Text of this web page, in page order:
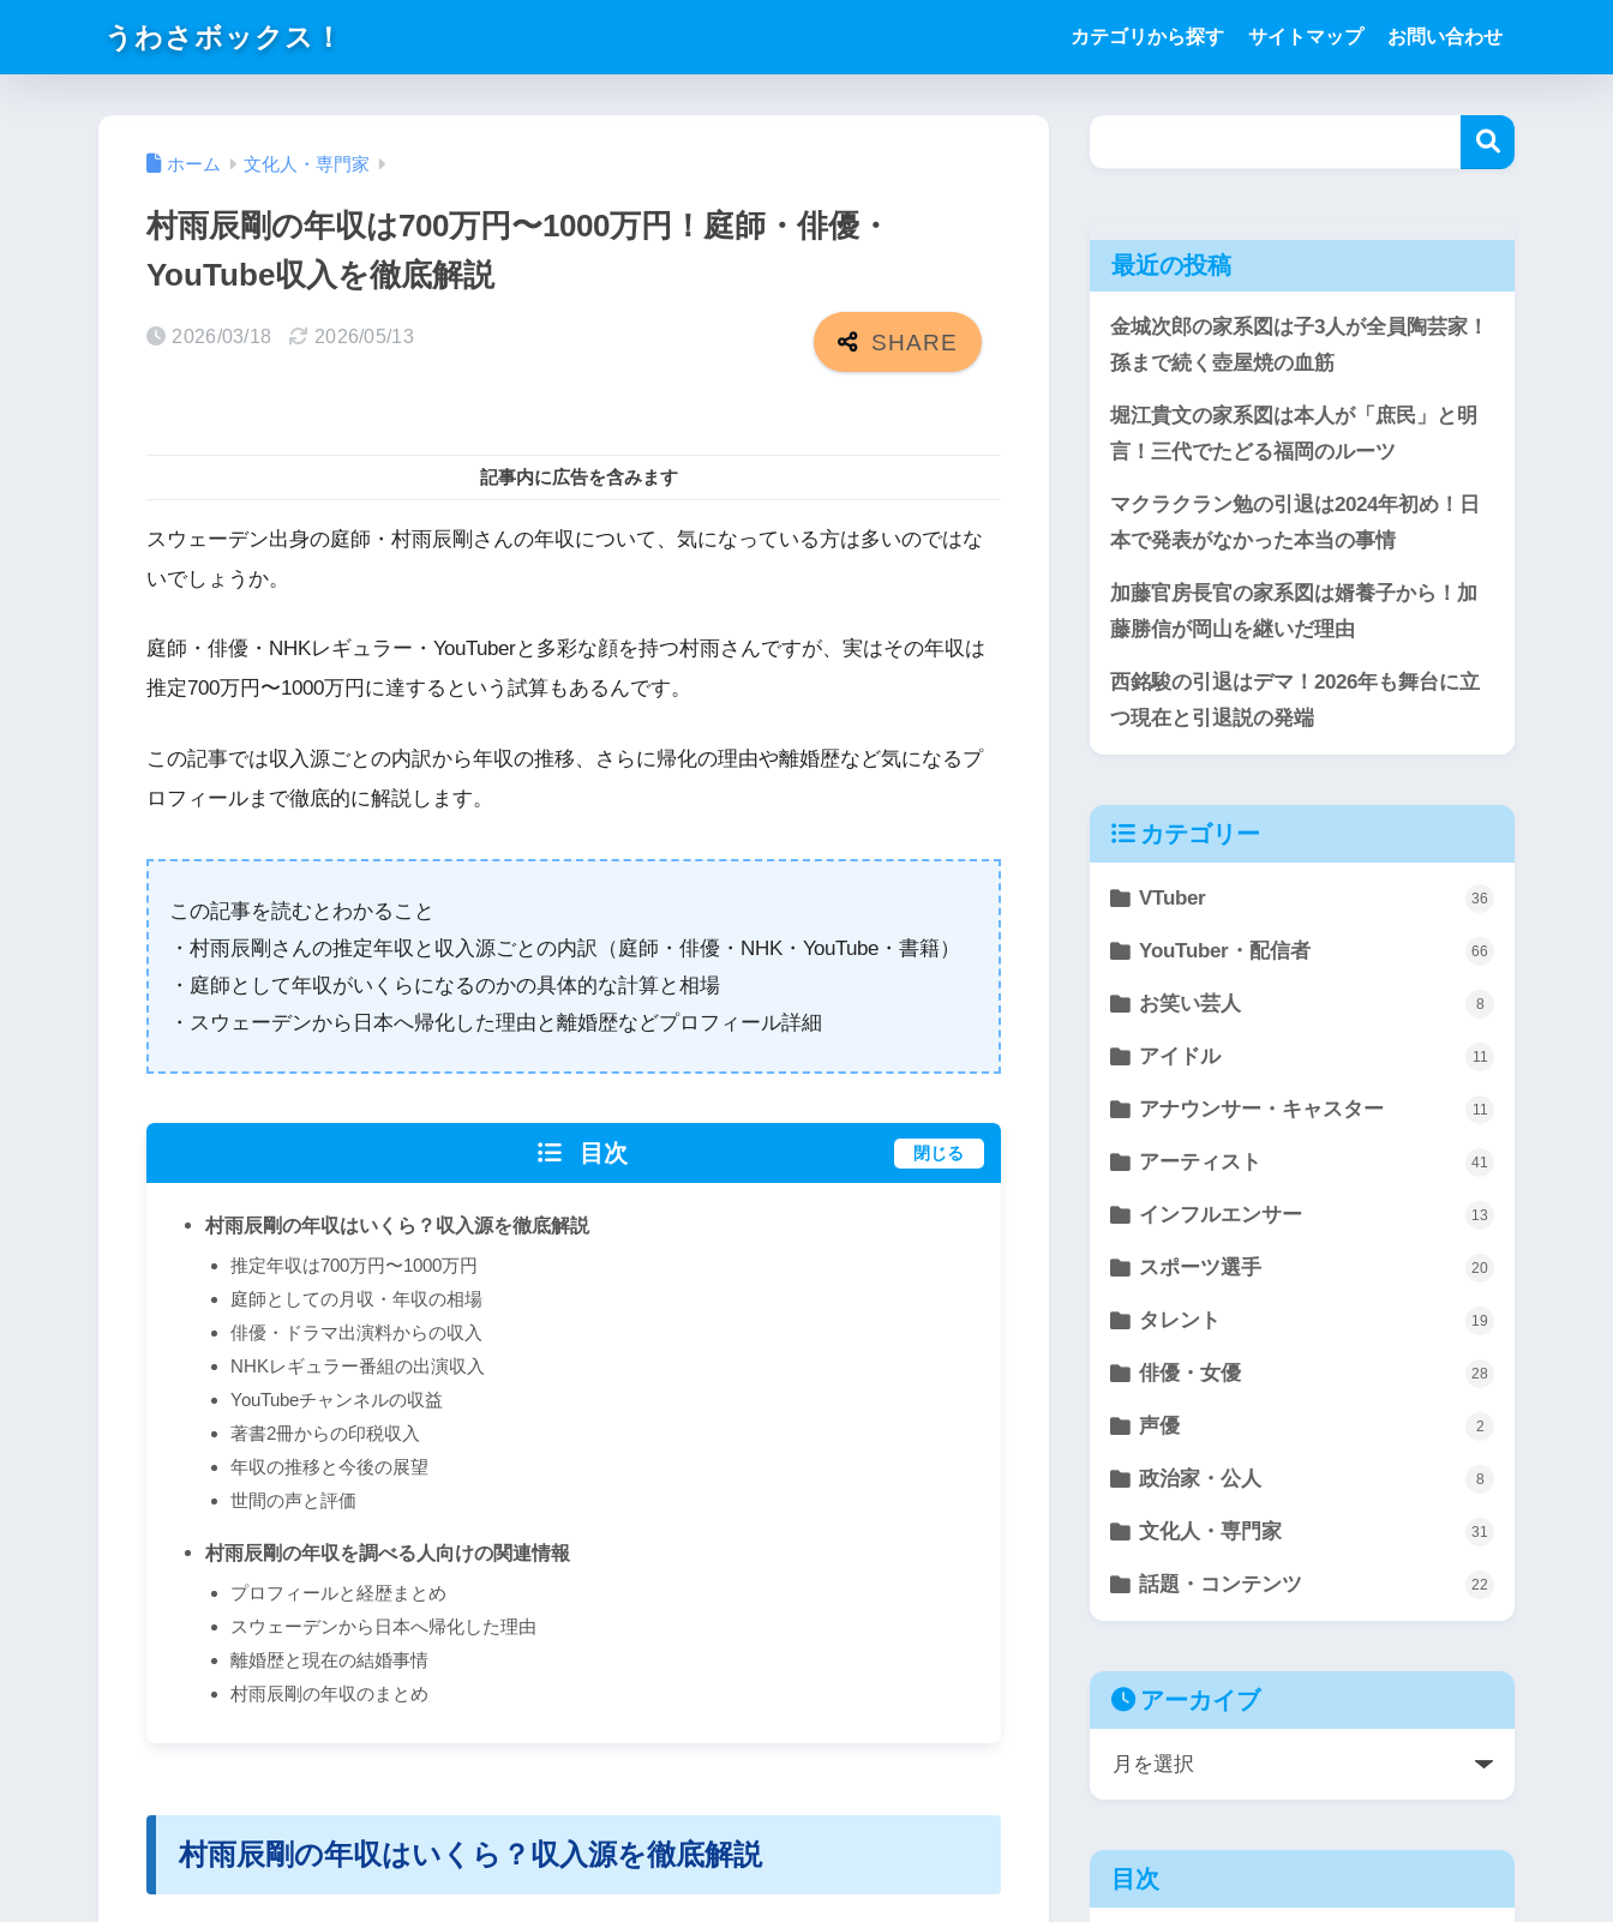
うわさボックス！ カテゴリから探す サイトマップ お問い合わせ
ホーム 文化人・専門家
村雨辰剛の年収は700万円〜1000万円！庭師・俳優・
YouTube収入を徹底解説
2026/03/18 2026/05/13
記事内に広告を含みます
スウェーデン出身の庭師・村雨辰剛さんの年収について、気になっている方は多いのではな
いでしょうか。
庭師・俳優・NHKレギュラー・YouTuberと多彩な顔を持つ村雨さんですが、実はその年収は
推定700万円〜1000万円に達するという試算もあるんです。
この記事では収入源ごとの内訳から年収の推移、さらに帰化の理由や離婚歴など気になるプ
ロフィールまで徹底的に解説します。
この記事を読むとわかること
・村雨辰剛さんの推定年収と収入源ごとの内訳（庭師・俳優・NHK・YouTube・書籍）
・庭師として年収がいくらになるのかの具体的な計算と相場
・スウェーデンから日本へ帰化した理由と離婚歴などプロフィール詳細
目次 閉じる
村雨辰剛の年収はいくら？収入源を徹底解説
推定年収は700万円〜1000万円
庭師としての月収・年収の相場
俳優・ドラマ出演料からの収入
NHKレギュラー番組の出演収入
YouTubeチャンネルの収益
著書2冊からの印税収入
年収の推移と今後の展望
世間の声と評価
村雨辰剛の年収を調べる人向けの関連情報
プロフィールと経歴まとめ
スウェーデンから日本へ帰化した理由
離婚歴と現在の結婚事情
村雨辰剛の年収のまとめ
村雨辰剛の年収はいくら？収入源を徹底解説
最近の投稿
金城次郎の家系図は子3人が全員陶芸家！
孫まで続く壺屋焼の血筋
堀江貴文の家系図は本人が「庶民」と明
言！三代でたどる福岡のルーツ
マクラクラン勉の引退は2024年初め！日
本で発表がなかった本当の事情
加藤官房長官の家系図は婿養子から！加
藤勝信が岡山を継いだ理由
西銘駿の引退はデマ！2026年も舞台に立
つ現在と引退説の発端
カテゴリー
VTuber 36
YouTuber・配信者 66
お笑い芸人 8
アイドル 11
アナウンサー・キャスター 11
アーティスト 41
インフルエンサー 13
スポーツ選手 20
タレント 19
俳優・女優 28
声優 2
政治家・公人 8
文化人・専門家 31
話題・コンテンツ 22
アーカイブ
目次